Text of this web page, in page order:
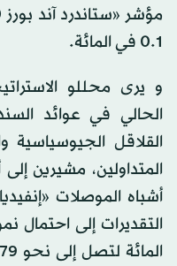
0.1 في المائة.
و يرى محللو
الحالي في عوائد
القلاقل
المتداولين، مشيرين
أشباه الموصلات